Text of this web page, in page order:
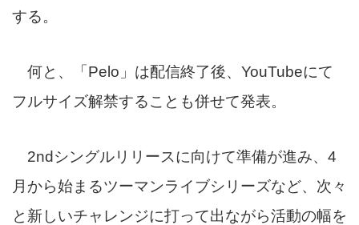
する。
何と、「Pelo」は配信終了後、YouTubeにて
フルサイズ解禁することも併せて発表。
2ndシングルリリースに向けて準備が進み、4
月から始まるツーマンライブシリーズなど、次々
と新しいチャレンジに打って出ながら活動の幅を